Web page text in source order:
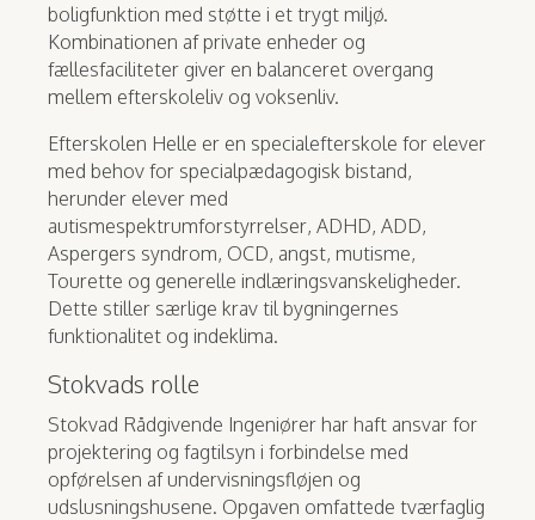
boligfunktion med støtte i et trygt miljø.
Kombinationen af private enheder og
fællesfaciliteter giver en balanceret overgang
mellem efterskoleliv og voksenliv.
Efterskolen Helle er en specialefterskole for elever
med behov for specialpædagogisk bistand,
herunder elever med
autismespektrumforstyrrelser, ADHD, ADD,
Aspergers syndrom, OCD, angst, mutisme,
Tourette og generelle indlæringsvanskeligheder.
Dette stiller særlige krav til bygningernes
funktionalitet og indeklima.
Stokvads rolle
Stokvad Rådgivende Ingeniører har haft ansvar for
projektering og fagtilsyn i forbindelse med
opførelsen af undervisningsfløjen og
udslusningshusene. Opgaven omfattede tværfaglig